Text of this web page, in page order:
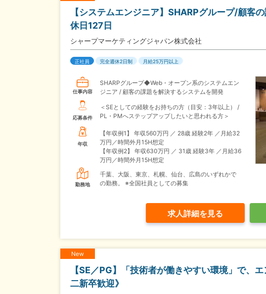
【システムエンジニア】SHARPグループ/顧客
休日127日
シャープマーケティングジャパン株式会社
正社員 完全週休2日制 月給25万円以上
仕事内容
SHARPグループ◆Web・オープン系のシステムエン
ジニア / 顧客の課題を解決するシステムを開発
応募条件
＜SEとしての経験をお持ちの方（目安：3年以上） /
PL・PMへステップアップしたいと思われる方＞
年収
【年収例1】
年収560万円 ／ 28歳 経験2年 ／月給32
万円／時間外月15H想定
【年収例2】
年収630万円 ／ 31歳 経験3年 ／月給36
万円／時間外月15H想定
勤務地
千葉、大阪、東京、札幌、仙台、広島のいずれかで
の勤務。 ※全国社員としての募集
求人詳細を見る
New
【SE／PG】「技術者が働きやすい環境」で、
二新卒歓迎》